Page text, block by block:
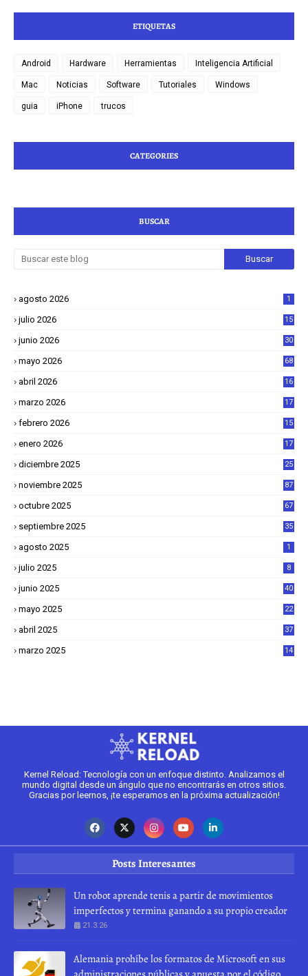
ETIQUETAS
Android Hardware Herramientas Inteligencia Artificial
Mac Noticias Software Tutoriales Windows
guia iPhone trucos
CATEGORIES
BUSCAR
agosto 2026 1
julio 2026 15
junio 2026 30
mayo 2026 68
abril 2026
16
marzo 2026
17
febrero 2026
15
enero 2026
17
diciembre 2025
25
noviembre 2025 87
octubre 2025 67
septiembre 2025 35
agosto 2025 1
julio 2025 8
junio 2025 40
mayo 2025
22
abril 2025
37
marzo 2025
14
Kernel Reload: Tecnología con un enfoque distinto. Analizamos el
mundo digital desde un ángulo que no encontrarás en otros sitios.
Gracias por leernos, ¡te esperamos en la próxima actualización!
Posts Interesantes
Un robot aprende tenis a partir de movimientos
imperfectos y termina ganando a su propio creador
21.3.26
Alemania prohíbe los formatos de Microsoft en sus